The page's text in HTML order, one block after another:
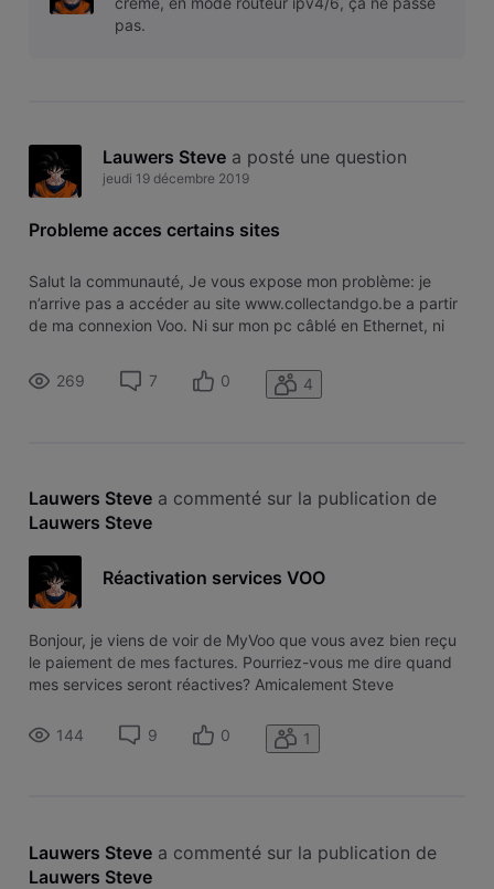
pas.
Lauwers Steve a posté une question
jeudi 19 décembre 2019
Probleme acces certains sites
Salut la communauté, Je vous expose mon problème: je
n’arrive pas a accéder au site www.collectandgo.be a partir
de ma connexion Voo. Ni sur mon pc câblé en Ethernet, ni
smartphone en 4g, j’y accède parfaitement. QQun a une
explication? Merci d’ava
269 7 0 4
Lauwers Steve a commenté sur la publication de
Lauwers Steve
Réactivation services VOO
Bonjour, je viens de voir de MyVoo que vous avez bien reçu
le paiement de mes factures. Pourriez-vous me dire quand
mes services seront réactives? Amicalement Steve
144 9 0 1
Lauwers Steve a commenté sur la publication de
Lauwers Steve